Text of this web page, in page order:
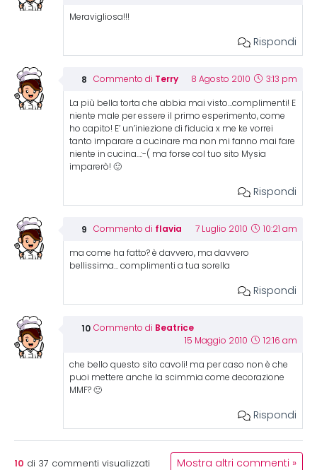
Meravigliosa!!!
Rispondi
Commento di Terry 8 Agosto 2010 3:13 pm
La più bella torta che abbia mai visto…complimenti! E
niente male per essere il primo esperimento, come
ho capito! E’ un’iniezione di fiducia x me ke vorrei
tanto imparare a cucinare ma non mi fanno mai fare
niente in cucina…:-( ma forse col tuo sito Mysia
imparerò! 🙂
Rispondi
Commento di flavia 7 Luglio 2010 10:21 am
ma come ha fatto? è davvero, ma davvero
bellissima… complimenti a tua sorella
Rispondi
Commento di Beatrice
15 Maggio 2010 12:16 am
che bello questo sito cavoli! ma per caso non è che
puoi mettere anche la scimmia come decorazione
MMF? 🙂
Rispondi
10 di 37 commenti visualizzati Mostra altri commenti »